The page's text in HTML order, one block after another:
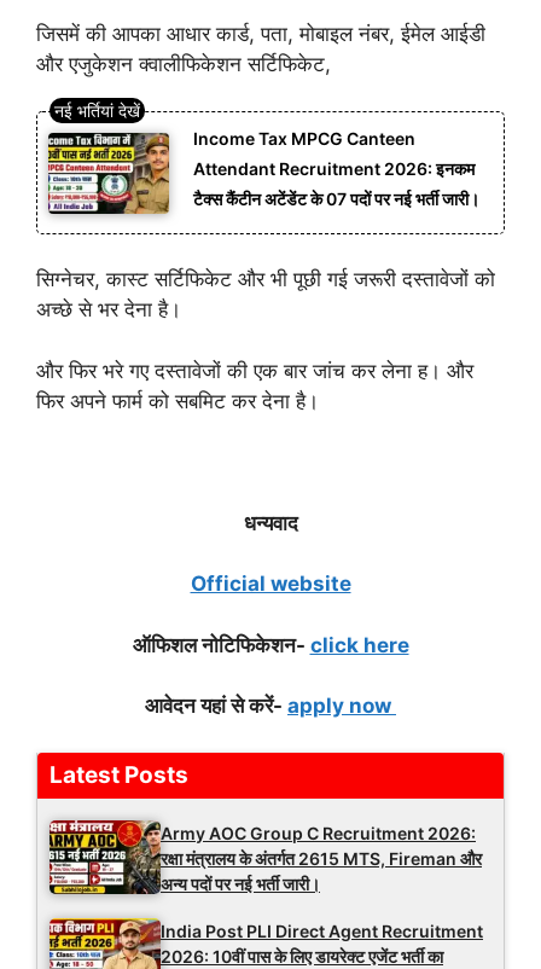
जिसमें की आपका आधार कार्ड, पता, मोबाइल नंबर, ईमेल आईडी
और एजुकेशन क्वालीफिकेशन सर्टिफिकेट,
Income Tax MPCG Canteen
Attendant Recruitment 2026: इनकम
टैक्स कैंटीन अटेंडेंट के 07 पदों पर नई भर्ती जारी।
सिग्नेचर, कास्ट सर्टिफिकेट और भी पूछी गई जरूरी दस्तावेजों को
अच्छे से भर देना है।
और फिर भरे गए दस्तावेजों की एक बार जांच कर लेना ह। और
फिर अपने फार्म को सबमिट कर देना है।
धन्यवाद
Official website
ऑफिशल नोटिफिकेशन- click here
आवेदन यहां से करें- apply now
Latest Posts
Army AOC Group C Recruitment 2026:
रक्षा मंत्रालय के अंतर्गत 2615 MTS, Fireman और
अन्य पदों पर नई भर्ती जारी।
India Post PLI Direct Agent Recruitment
2026: 10वीं पास के लिए डायरेक्ट एजेंट भर्ती का